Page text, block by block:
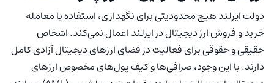
دولت ایرلند هیچ محدودیتی برای نگهداری، استفاده یا معامله
خرید و فروش ارز دیجیتال در ایرلند اعمال نمی‌کند. اشخاص
حقیقی و حقوقی برای فعالیت در فضای ارزهای دیجیتال آزادی کامل
دارند. با این وجود، صرافی‌ها و کیف پول‌های مخصوص ارزهای